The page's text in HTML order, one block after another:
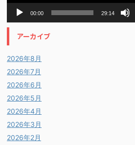
00:00 29:14
アーカイブ
2026年8月
2026年7月
2026年6月
2026年5月
2026年4月
2026年3月
2026年2月